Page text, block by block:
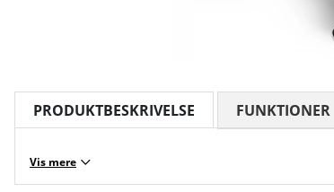
PRODUKTBESKRIVELSE
Vis mere
FUNKTIONER